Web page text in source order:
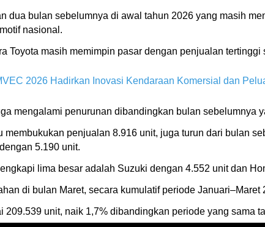
dua bulan sebelumnya di awal tahun 2026 yang masih
nasional.
Toyota masih memimpin pasar dengan penjualan tertinggi
2026 Hadirkan Inovasi Kendaraan Komersial dan
mengalami penurunan dibandingkan bulan sebelumnya
membukukan penjualan 8.916 unit, juga turun dari bulan
5.190 unit.
lima besar adalah Suzuki dengan 4.552 unit dan
di bulan Maret, secara kumulatif periode
209.539 unit, naik 1,7% dibandingkan periode yang sama